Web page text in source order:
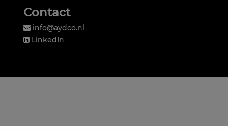
Contact
info@aydco.nl
LinkedIn